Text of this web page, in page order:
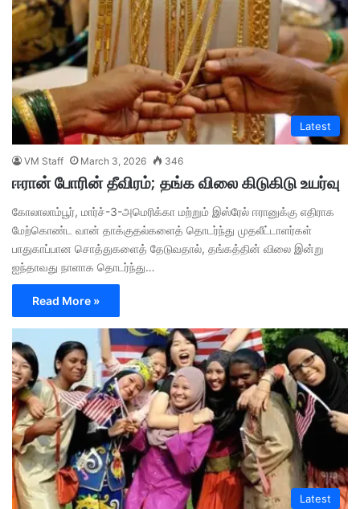
Latest
VM Staff March 3, 2026 346
ஈரான் போரின் தீவிரம்; தங்க விலை கிடுகிடு உயர்வு
கோலாலாம்பூர், மார்ச்-3-அமெரிக்கா மற்றும் இஸ்ரேல் ஈரானுக்கு எதிராக
மேற்கொண்ட வான் தாக்குதல்களைத் தொடர்ந்து முதலீட்டாளர்கள்
பாதுகாப்பான சொத்துகளைத் தேடுவதால், தங்கத்தின் விலை இன்று
ஐந்தாவது நாளாக தொடர்ந்து…
Read More »
Latest